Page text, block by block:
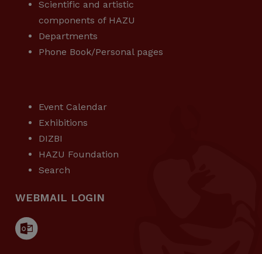
Scientific and artistic
components of HAZU
Departments
Phone Book/Personal pages
Event Calendar
Exhibitions
DIZBI
HAZU Foundation
Search
WEBMAIL LOGIN